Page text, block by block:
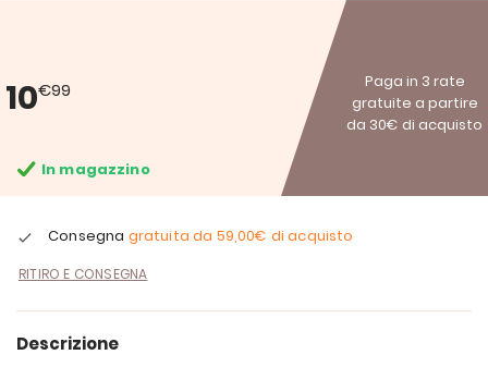
10€99
Paga in 3 rate
gratuite a partire
da 30€ di acquisto
In magazzino
Consegna gratuita da 59,00€ di acquisto
RITIRO E CONSEGNA
Descrizione